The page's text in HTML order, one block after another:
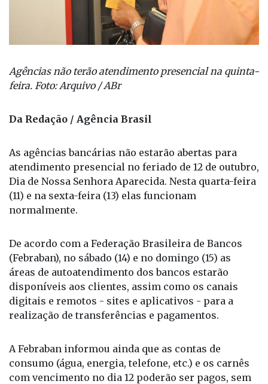
Agências não terão atendimento presencial na quinta-
feira. Foto: Arquivo / ABr
Da Redação / Agência Brasil
As agências bancárias não estarão abertas para
atendimento presencial no feriado de 12 de outubro,
Dia de Nossa Senhora Aparecida. Nesta quarta-feira
(11) e na sexta-feira (13) elas funcionam
normalmente.
De acordo com a Federação Brasileira de Bancos
(Febraban), no sábado (14) e no domingo (15) as
áreas de autoatendimento dos bancos estarão
disponíveis aos clientes, assim como os canais
digitais e remotos - sites e aplicativos - para a
realização de transferências e pagamentos.
A Febraban informou ainda que as contas de
consumo (água, energia, telefone, etc.) e os carnês
com vencimento no dia 12 poderão ser pagos, sem